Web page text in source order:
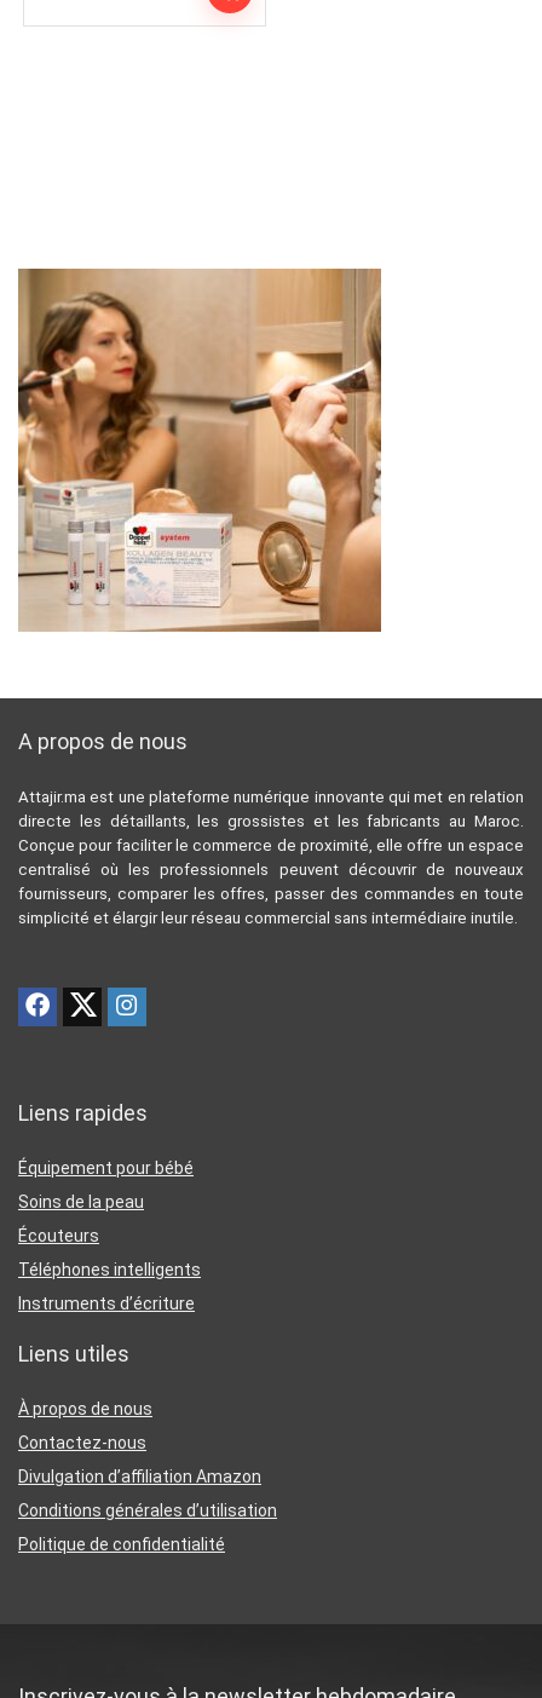
A propos de nous
Attajir.ma est une plateforme numérique innovante qui met en relation
directe les détaillants, les grossistes et les fabricants au Maroc.
Conçue pour faciliter le commerce de proximité, elle offre un espace
centralisé où les professionnels peuvent découvrir de nouveaux
fournisseurs, comparer les offres, passer des commandes en toute
simplicité et élargir leur réseau commercial sans intermédiaire inutile.
Liens rapides
Équipement pour bébé
Soins de la peau
Écouteurs
Téléphones intelligents
Instruments d’écriture
Liens utiles
À propos de nous
Contactez-nous
Divulgation d’affiliation Amazon
Conditions générales d’utilisation
Politique de confidentialité